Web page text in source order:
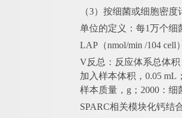
（3）按细菌或细胞密度
单位的定义：每1万个细
LAP（nmol/min /104
V反总：反应体系总体积
加入样本体积，0.05 mL
样本质量，g；2000：
SPARC相关模块化钙结